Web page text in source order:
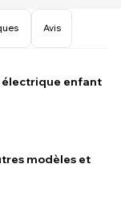
Avis
enfant
modèles et